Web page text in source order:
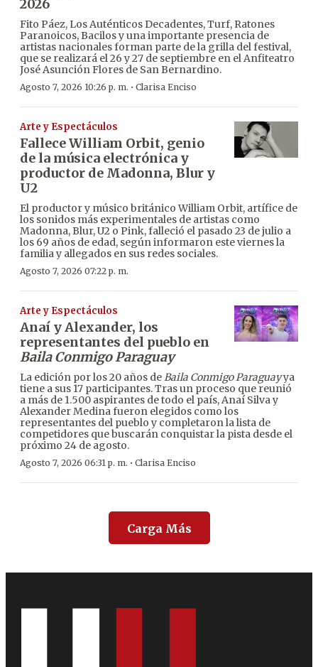
2026
Fito Páez, Los Auténticos Decadentes, Turf, Ratones
Paranoicos, Bacilos y una importante presencia de
artistas nacionales forman parte de la grilla del festival,
que se realizará el 26 y 27 de septiembre en el Anfiteatro
José Asunción Flores de San Bernardino.
Agosto 7, 2026 10:26 p. m. · Clarisa Enciso
Arte y Espectáculos
Fallece William Orbit, genio
de la música electrónica y
productor de Madonna, Blur y
U2
El productor y músico británico William Orbit, artífice de
los sonidos más experimentales de artistas como
Madonna, Blur, U2 o Pink, falleció el pasado 23 de julio a
los 69 años de edad, según informaron este viernes la
familia y allegados en sus redes sociales.
Agosto 7, 2026 07:22 p. m.
Arte y Espectáculos
Anaí y Alexander, los
representantes del pueblo en
Baila Conmigo Paraguay
La edición por los 20 años deBaila Conmigo Paraguayya
tiene a sus 17 participantes. Tras un proceso que reunió
a más de 1.500 aspirantes de todo el país, Anaí Silva y
Alexander Medina fueron elegidos como los
representantes del pueblo y completaron la lista de
competidores que buscarán conquistar la pista desde el
próximo 24 de agosto.
Agosto 7, 2026 06:31 p. m. · Clarisa Enciso
Carga Más